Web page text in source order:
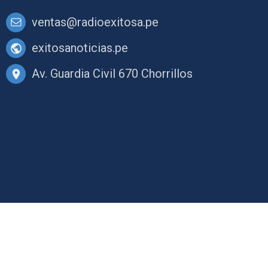
ventas@radioexitosa.pe
exitosanoticias.pe
Av. Guardia Civil 670 Chorrillos